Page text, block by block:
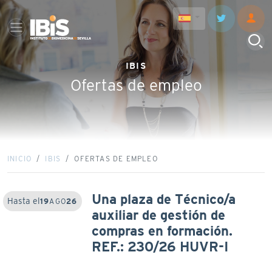
IBIS
Ofertas de empleo
INICIO IBIS OFERTAS DE EMPLEO
Hasta el19AGO26
Una plaza de Técnico/a
auxiliar de gestión de
compras en formación.
REF.: 230/26 HUVR-I